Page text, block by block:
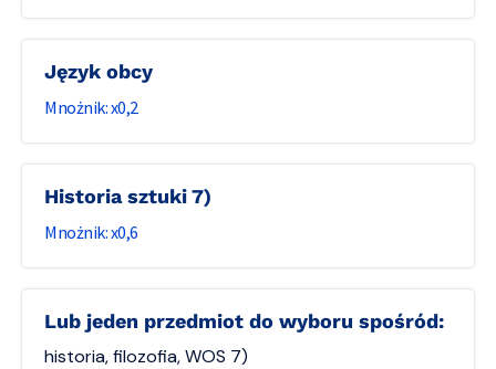
język obcy
0,2
historia sztuki 7)
0,6
lub jeden przedmiot do wyboru spośród:
historia, filozofia, WOS 7)